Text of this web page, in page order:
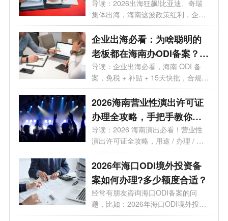
90%老板不知道
导读：2026出海狂飙!比亚迪、奇瑞
集体出海，海南这波政策红利，企业
老板再...
企业出海必看：为啥聪明的
老板都在海南办ODI备案？这
5大红利太香
导读：企业出海必看，海南 ODI 备
案，免税 + 补贴 + 15天快批，合规出
海一步...
2026海南营业性演出许可证
办理全攻略，手把手教你避
开90%的坑！
导读：2026 海南演出必看！营业性
演出许可证全攻略，用途 / 办理 / 地
点 / 流...
2026年海口ODI境外投资备
案如何办理?多少额度合适？
经常有朋友咨询海口ODI备案的问
题，比如：2026年海口ODI境外投资
备案如何办...